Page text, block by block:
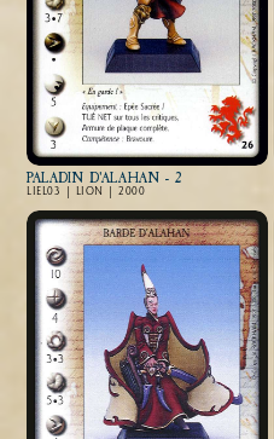
PALADIN D'ALAHAN - 2
LIEL03 | LION | 2000